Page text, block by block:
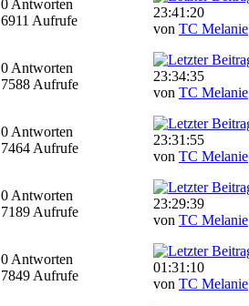
0 Antworten
6911 Aufrufe
23:41:20
von TC Melanie
0 Antworten
7588 Aufrufe
23:34:35
von TC Melanie
0 Antworten
7464 Aufrufe
23:31:55
von TC Melanie
0 Antworten
7189 Aufrufe
23:29:39
von TC Melanie
0 Antworten
7849 Aufrufe
01:31:10
von TC Melanie